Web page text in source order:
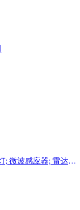
主营：人体感应器; 感应LED日光灯; 微波感应器; 雷达感应器; 感应开关